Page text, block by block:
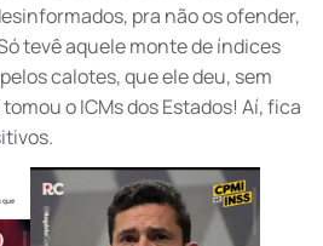
pra não os ofender,
tevê aquele monte de índices
calotes, que ele deu, sem
o ICMs dos Estados! Aí, fica